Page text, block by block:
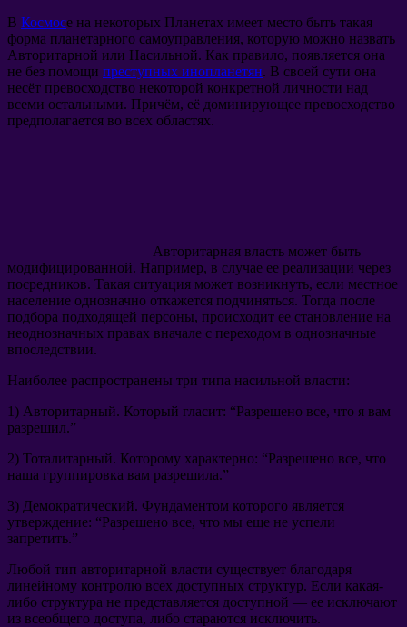
В Космосе на некоторых Планетах имеет место быть такая
форма планетарного самоуправления, которую можно назвать
Авторитарной или Насильной. Как правило, появляется она
не без помощи преступных инопланетян. В своей сути она
несёт превосходство некоторой конкретной личности над
всеми остальными. Причём, её доминирующее превосходство
предполагается во всех областях.
Авторитарная власть может быть
модифицированной. Например, в случае ее реализации через
посредников. Такая ситуация может возникнуть, если местное
население однозначно откажется подчиняться. Тогда после
подбора подходящей персоны, происходит ее становление на
неоднозначных правах вначале с переходом в однозначные
впоследствии.
Наиболее распространены три типа насильной власти:
1) Авторитарный. Который гласит: “Разрешено все, что я вам
разрешил.”
2) Тоталитарный. Которому характерно: “Разрешено все, что
наша группировка вам разрешила.”
3) Демократический. Фундаментом которого является
утверждение: “Разрешено все, что мы еще не успели
запретить.”
Любой тип авторитарной власти существует благодаря
линейному контролю всех доступных структур. Если какая-
либо структура не представляется доступной — ее исключают
из всеобщего доступа, либо стараются исключить.